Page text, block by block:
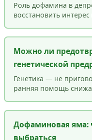
Роль дофамина в
восстановить
Можно ли
генетической
Генетика — не
ранняя помощь
Дофаминовая яма:
выбраться